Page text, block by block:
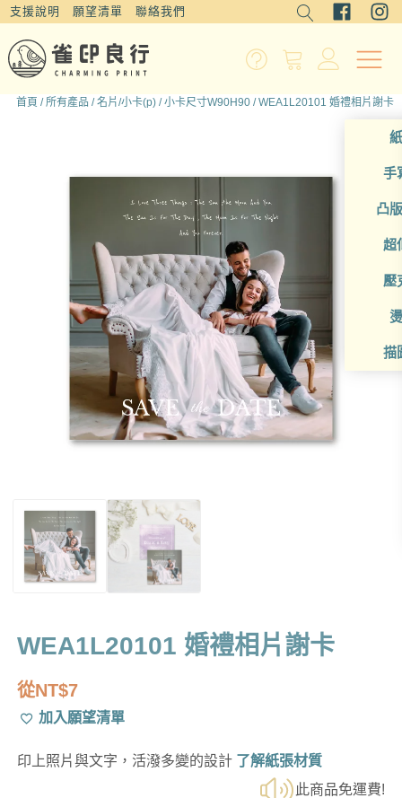
支援說明 願望清單 聯絡我們
手
凸
超
壓
描
首頁 /所有產品 /名片/小卡(p) /小卡尺寸W90H90 / WEA1L20101 婚禮相片謝卡
WEA1L20101 婚禮相片謝卡
從NT$7
加入願望清單
印上照片與文字，活潑多變的設計 了解紙張材質
此商品免運費!